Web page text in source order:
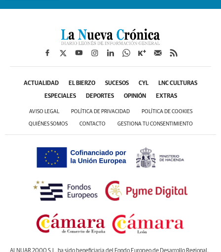
ACTUALIDAD EL BIERZO SUCESOS CYL LNC CULTURAS
ESPECIALES DEPORTES OPINIÓN EXTRAS
AVISO LEGAL POLÍTICA DE PRIVACIDAD POLÍTICA DE COOKIES
QUIÉNES SOMOS CONTACTO GESTIONA TU CONSENTIMIENTO
ALNUAR 2000 S.L. ha sido beneficiaria del Fondo Europeo de Desarrollo Regional,